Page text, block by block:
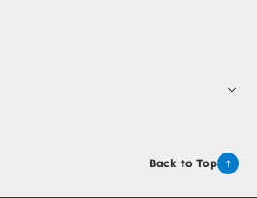
Back to Top